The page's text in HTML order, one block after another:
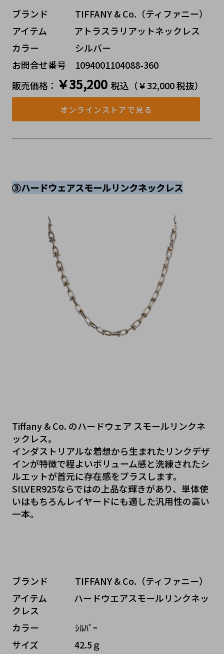
ブランド   TIFFANY & Co.（ティファニー）
アイテム   アトラスラリアットネックレス
カラー    シルバー
お問合せ番号 1094001104088-360
販売価格： ￥35,200 税込（￥32,000 税抜）
オンラインストアで見る
③ハードウェアスモールリンクネックレス
Tiffany & Co. のハードウェア スモールリンクネ
ックレス。
インダストリアルな着想から生まれたリンクデザ
インが特徴で程よいボリューム感と洗練されたシ
ルエットが首元に存在感をプラスします。
SILVER925ならではの上品な輝きがあり、単体使
いはもちろんレイヤードにも適した汎用性の高い
一本。
ブランド   TIFFANY & Co.（ティファニー）
アイテム   ハードウエアスモールリンクネッ
クレス
カラー    ｼﾙﾊﾞｰ
サイズ    42.5ｇ